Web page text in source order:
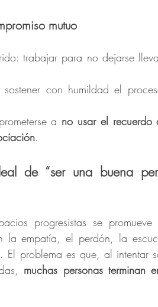
mutuo
trabajar para no dejarse
con humildad el
a no usar el
.
de “ser una buena
la empatía, el perdón, la
El problema es que, al intentar
muchas personas terminan